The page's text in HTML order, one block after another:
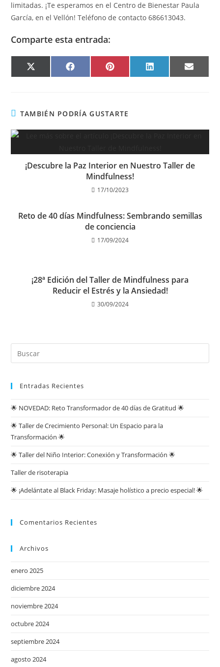
limitadas. ¡Te esperamos en el Centro de Bienestar Paula
García, en el Vellón! Teléfono de contacto 686613043.
Comparte esta entrada:
X
(
E
R
F
A
K
P
I
S
T
L
I
E
M
TAMBIÉN PODRÍA GUSTARTE
¡Descubre la Paz Interior en Nuestro Taller de
Mindfulness!
17/10/2023
Reto de 40 días Mindfulness: Sembrando semillas
de conciencia
17/09/2024
¡28ª Edición del Taller de Mindfulness para
Reducir el Estrés y la Ansiedad!
30/09/2024
Entradas Recientes
🌟 NOVEDAD: Reto Transformador de 40 días de Gratitud 🌟
🌟 Taller de Crecimiento Personal: Un Espacio para la
Transformación 🌟
🌟 Taller del Niño Interior: Conexión y Transformación 🌟
Taller de risoterapia
🌟 ¡Adelántate al Black Friday: Masaje holístico a precio especial! 🌟
Comentarios Recientes
Archivos
enero 2025
diciembre 2024
noviembre 2024
octubre 2024
septiembre 2024
agosto 2024